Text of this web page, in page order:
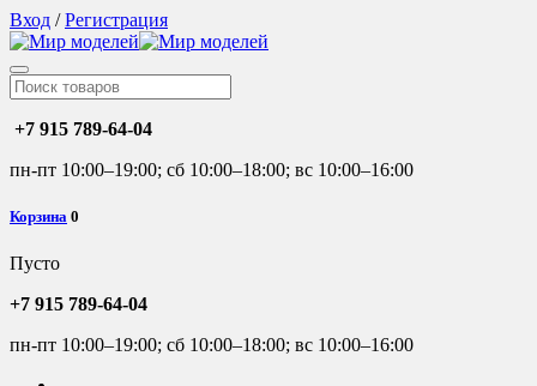
Вход /Регистрация
+7 915 789-64-04
пн-пт 10:00–19:00; сб 10:00–18:00; вс 10:00–16:00
Корзина 0
Пусто
+7 915 789-64-04
пн-пт 10:00–19:00; сб 10:00–18:00; вс 10:00–16:00